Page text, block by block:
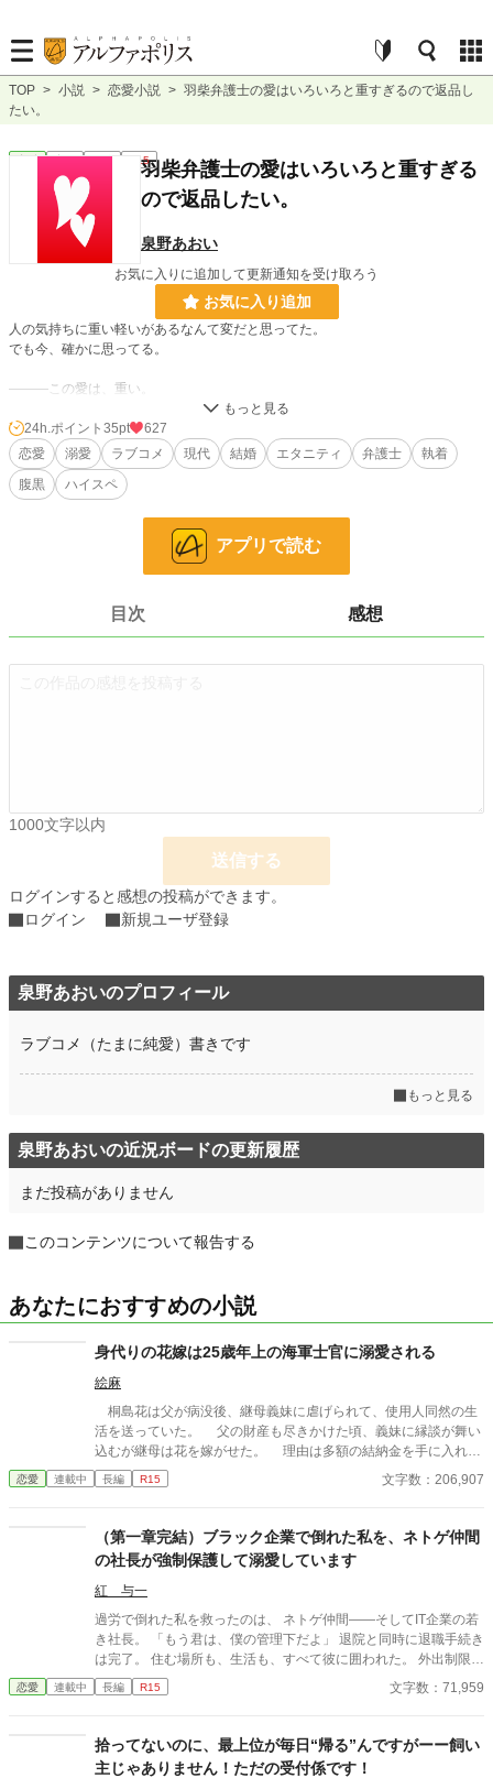
TOP > 小説 > 恋愛小説 > 羽柴弁護士の愛はいろいろと重すぎるので返品し
たい。
恋愛 完結 長編 R15羽柴弁護士の愛はいろいろと重すぎる
ので返品したい。
泉野あおい
お気に入りに追加して更新通知を受け取ろう
お気に入り追加
人の気持ちに重い軽いがあるなんて変だと思ってた。
でも今、確かに思ってる。
―――この愛は、重い。
------------------------------------------
羽柴健人（30）
羽柴法律事務所所長 鳳凰グループ法律顧問
座右の銘『危ない橋ほど渡りたい。』
座右の銘『石橋は叩いて渡りたい。』
------------------------------------------
24h.ポイント 35 pt
更新日時 2022.10.07 18:46
初回完結日時 2022.10.07 18:47
累計ポイント 88,867 pt (32,506 位)
24h.ポイント 35pt
627
恋愛
溺愛 ラブコメ 現代 結婚 エタニティ 弁護士
執着
腹黒
ハイスペ
アプリで読む
目次 感想
1000文字以内
送信する
ログインすると感想の投稿ができます。
ログイン
新規ユーザ登録
泉野あおいのプロフィール
ラブコメ（たまに純愛）書きです
もっと見る
泉野あおいの近況ボードの更新履歴
まだ投稿がありません
このコンテンツについて報告する
あなたにおすすめの小説
身代りの花嫁は25歳年上の海軍士官に溺愛される
絵麻
桐島花は父が病没後、継母義妹に虐げられて、使用人同然の生
活を送っていた。 父の財産も尽きかけた頃、義妹に縁談が舞い
込むが継母は花を嫁がせた。 理由は多額の結納金を手に入れる
ため。 相手は二十五歳も歳上の、海軍の大佐だという。 放り
出すように、嫁がされた花を待っていたものは。 地味で冴えな
恋愛 連載中 長編 R15 文字数：206,907
（第一章完結）ブラック企業で倒れた私を、ネトゲ仲間
の社長が強制保護して溺愛しています
紅 与一
過労で倒れた私を救ったのは、 ネトゲ仲間――そしてIT企業の若
き社長。 「もう君は、僕の管理下だよ」 退院と同時に退職手続き
は完了。 住む場所も、生活も、すべて彼に囲われた。 外出制限、
健康管理、過保護な独占欲。 甘くて危険な“保護生活”の中で、 私
は少しずつ彼に心を奪われていく――。 元社畜OL×執着気味の溺
恋愛 連載中 長編 R15 文字数：71,959
拾ってないのに、最上位が毎日“帰る”んですがーー飼い
主じゃありません！ただの受付係です！